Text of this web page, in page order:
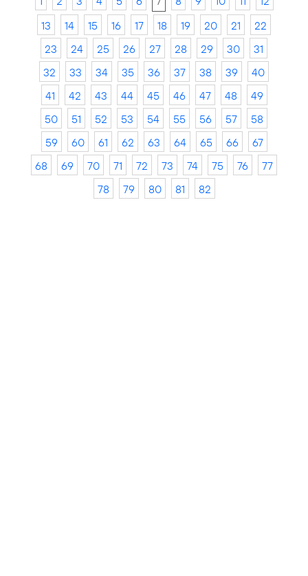
13
14 15 16 17 18 19 20 21
22
23
24 25 26 27 28 29 30
31
32
33 34 35 36 37 38 39
40
41
42 43 44 45 46 47 48
49
50
51 52 53 54 55 56 57
58
59
60 61 62 63 64 65 66
67
68
69 70 71 72 73 74 75 76
77
78
79 80 81 82